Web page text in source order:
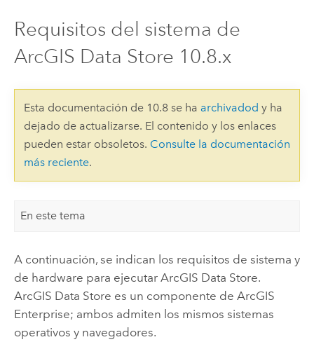
Requisitos del sistema de
ArcGIS Data Store 10.8.x
Esta documentación de 10.8 se ha archivadod y ha
dejado de actualizarse. El contenido y los enlaces
pueden estar obsoletos. Consulte la documentación
más reciente.
En este tema
A continuación, se indican los requisitos de sistema y
de hardware para ejecutar ArcGIS Data Store.
ArcGIS Data Store es un componente de ArcGIS
Enterprise; ambos admiten los mismos sistemas
operativos y navegadores.